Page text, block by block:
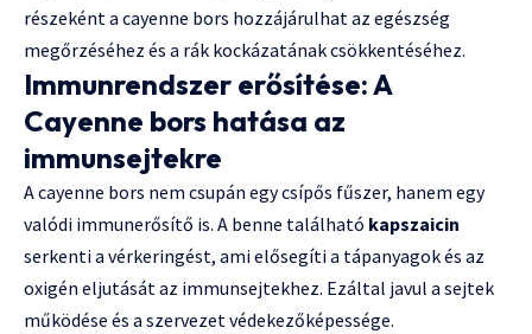
részeként a cayenne bors hozzájárulhat az egészség
megőrzéséhez és a rák kockázatának csökkentéséhez.
Immunrendszer erősítése: A
Cayenne bors hatása az
immunsejtekre
A cayenne bors nem csupán egy csípős fűszer, hanem egy
valódi immunerősítő is. A benne található kapszaicin
serkenti a vérkeringést, ami elősegíti a tápanyagok és az
oxigén eljutását az immunsejtekhez. Ezáltal javul a sejtek
működése és a szervezet védekezőképessége.